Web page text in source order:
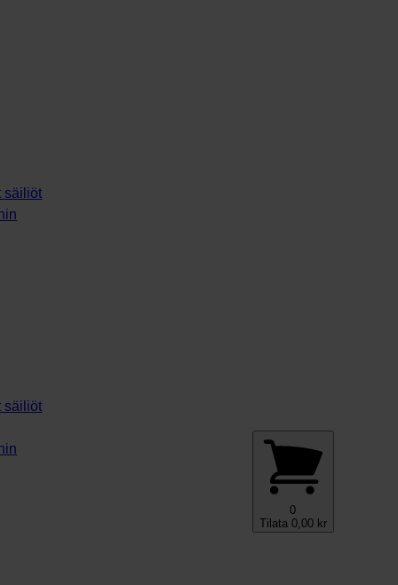
säiliöt
säiliöt
0
Tilata 0,00 kr